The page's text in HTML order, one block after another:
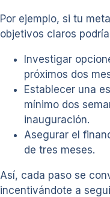
Por ejemplo, si tu
objetivos claros
Investigar
próximos dos
Establecer una
mínimo dos
inauguración.
Asegurar el
de tres meses.
Así, cada paso se
incentivándote a